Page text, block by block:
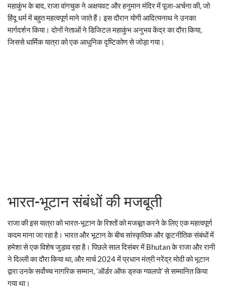
महाकुंभ के बाद, राजा वांगचुक ने अक्षयवट और हनुमान मंदिर में पूजा-अर्चना की, जो
हिंदू धर्म में बहुत महत्वपूर्ण माने जाते हैं। इस दौरान योगी आदित्यनाथ ने उनका
मार्गदर्शन किया। दोनों नेताओं ने डिजिटल महाकुंभ अनुभव केंद्र का दौरा किया,
जिससे धार्मिक यात्रा को एक आधुनिक दृष्टिकोण से जोड़ा गया।
भारत-भूटान संबंधों की मजबूती
राजा की इस यात्रा को भारत-भूटान के रिश्तों को मजबूत करने के लिए एक महत्वपूर्ण
कदम माना जा रहा है। भारत और भूटान के बीच सांस्कृतिक और कूटनीतिक संबंधों में
हमेशा से एक विशेष जुड़ाव रहा है। पिछले साल दिसंबर में Bhutan के राजा और रानी
ने दिल्ली का दौरा किया था, और मार्च 2024 में प्रधान मंत्री नरेंद्र मोदी को भूटान
द्वारा उनके सर्वोच्च नागरिक सम्मान, ‘ऑर्डर ऑफ ड्रुक ग्यालपो’ से सम्मानित किया
गया था।